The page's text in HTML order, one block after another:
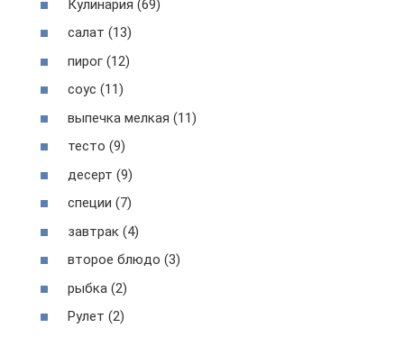
Кулинария (69)
салат (13)
пирог (12)
соус (11)
выпечка мелкая (11)
тесто (9)
десерт (9)
специи (7)
завтрак (4)
второе блюдо (3)
рыбка (2)
Рулет (2)